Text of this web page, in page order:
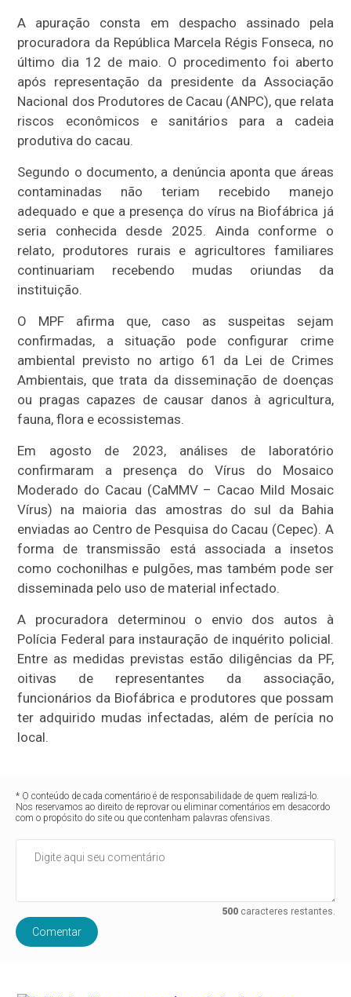
A apuração consta em despacho assinado pela
procuradora da República Marcela Régis Fonseca, no
último dia 12 de maio. O procedimento foi aberto
após representação da presidente da Associação
Nacional dos Produtores de Cacau (ANPC), que relata
riscos econômicos e sanitários para a cadeia
produtiva do cacau.
Segundo o documento, a denúncia aponta que áreas
contaminadas não teriam recebido manejo
adequado e que a presença do vírus na Biofábrica já
seria conhecida desde 2025. Ainda conforme o
relato, produtores rurais e agricultores familiares
continuariam recebendo mudas oriundas da
instituição.
O MPF afirma que, caso as suspeitas sejam
confirmadas, a situação pode configurar crime
ambiental previsto no artigo 61 da Lei de Crimes
Ambientais, que trata da disseminação de doenças
ou pragas capazes de causar danos à agricultura,
fauna, flora e ecossistemas.
Em agosto de 2023, análises de laboratório
confirmaram a presença do Vírus do Mosaico
Moderado do Cacau (CaMMV – Cacao Mild Mosaic
Vírus) na maioria das amostras do sul da Bahia
enviadas ao Centro de Pesquisa do Cacau (Cepec). A
forma de transmissão está associada a insetos
como cochonilhas e pulgões, mas também pode ser
disseminada pelo uso de material infectado.
A procuradora determinou o envio dos autos à
Polícia Federal para instauração de inquérito policial.
Entre as medidas previstas estão diligências da PF,
oitivas de representantes da associação,
funcionários da Biofábrica e produtores que possam
ter adquirido mudas infectadas, além de perícia no
local.
* O conteúdo de cada comentário é de responsabilidade de quem realizá-lo.
Nos reservamos ao direito de reprovar ou eliminar comentários em desacordo
com o propósito do site ou que contenham palavras ofensivas.
500caracteres restantes.
Comentar